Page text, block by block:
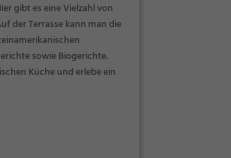
gibt es eine Vielzahl von
der Terrasse kann man die
sowie Biogerichte.
Küche und erlebe ein